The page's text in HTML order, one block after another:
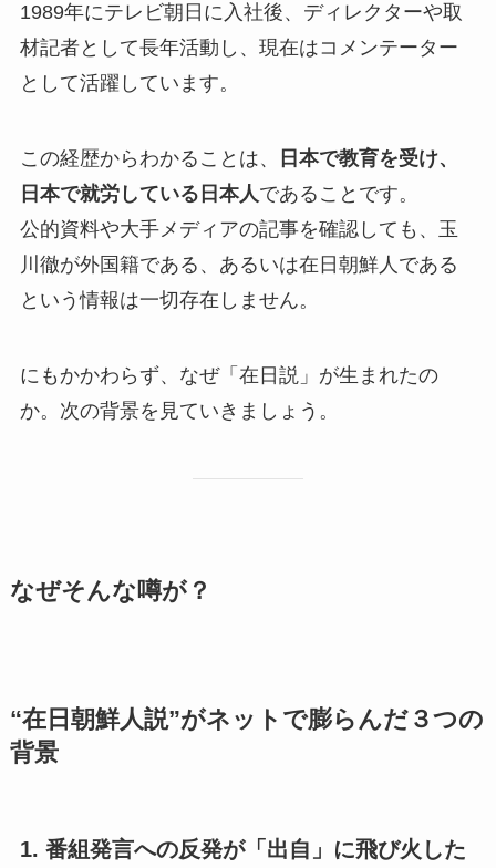
1989年にテレビ朝日に入社後、ディレクターや取
材記者として長年活動し、現在はコメンテーター
として活躍しています。
この経歴からわかることは、
日本で教育を受け、
日本で就労している日本人であることです。
公的資料や大手メディアの記事を確認しても、玉
川徹が外国籍である、あるいは在日朝鮮人である
という情報は一切存在しません。
にもかかわらず、なぜ「在日説」が生まれたの
か。次の背景を見ていきましょう。
なぜそんな噂が？
“在日朝鮮人説”がネットで膨らんだ３つの
背景
1. 番組発言への反発が「出自」に飛び火した